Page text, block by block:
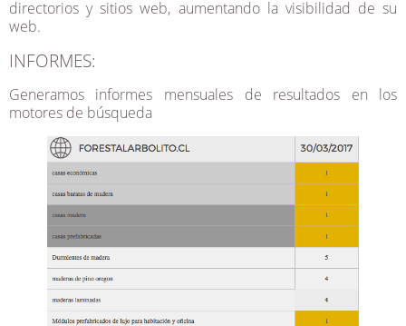
directorios y sitios web, aumentando la visibilidad de su
web.
INFORMES:
Generamos informes mensuales de resultados en los
motores de búsqueda